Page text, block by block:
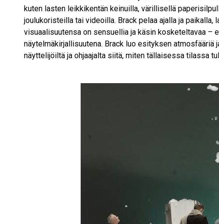
kuten lasten leikkikentän keinuilla, värillisellä
joulukoristeilla tai videoilla. Brack pelaa ajalla ja
visuaalisuutensa on sensuellia ja käsin kosketeltavaa –
näytelmäkirjallisuutena. Brack luo esityksen
näyttelijöiltä ja ohjaajalta siitä, miten tällaisessa tilassa